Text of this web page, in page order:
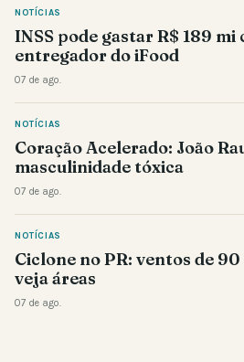
NOTÍCIAS
INSS pode gastar R$ 189 mi
entregador do iFood
07 de ago.
NOTÍCIAS
Coração Acelerado: João
masculinidade tóxica
07 de ago.
NOTÍCIAS
Ciclone no PR: ventos de
veja áreas
07 de ago.